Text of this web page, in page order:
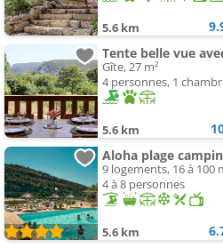
5.6 km
Tente belle vue
Gîte, 27 m²
4 personnes, 1
5.6 km
Aloha plage
9 logements, 16 à 100
4 à 8 personnes
5.6 km